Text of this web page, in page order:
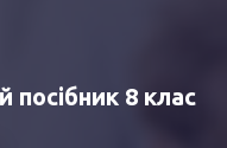
8 клас